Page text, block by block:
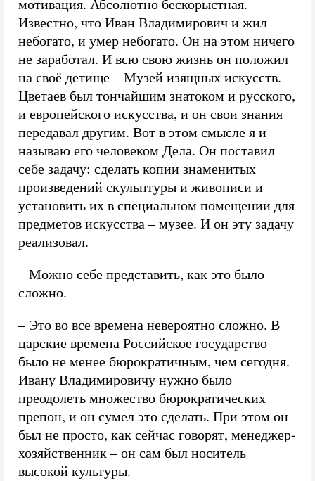
мотивация. Абсолютно бескорыстная.
Известно, что Иван Владимирович и жил
небогато, и умер небогато. Он на этом ничего
не заработал. И всю свою жизнь он положил
на своё детище – Музей изящных искусств.
Цветаев был тончайшим знатоком и русского,
и европейского искусства, и он свои знания
передавал другим. Вот в этом смысле я и
называю его человеком Дела. Он поставил
себе задачу: сделать копии знаменитых
произведений скульптуры и живописи и
установить их в специальном помещении для
предметов искусства – музее. И он эту задачу
реализовал.
– Можно себе представить, как это было
сложно.
– Это во все времена невероятно сложно. В
царские времена Российское государство
было не менее бюрократичным, чем сегодня.
Ивану Владимировичу нужно было
преодолеть множество бюрократических
препон, и он сумел это сделать. При этом он
был не просто, как сейчас говорят, менеджер-
хозяйственник – он сам был носитель
высокой культуры.